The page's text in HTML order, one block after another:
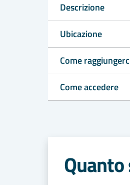
Descrizione
Ubicazione
Come
Come accedere